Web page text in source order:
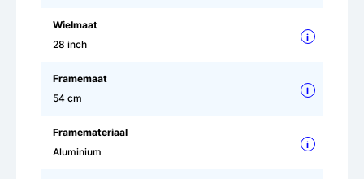
Wielmaat
28 inch
i
Framemaat
54 cm
i
Framemateriaal
Aluminium
i